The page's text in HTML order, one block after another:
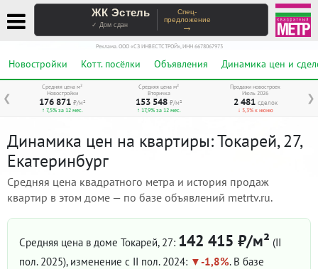
ЖК Эстель
✓ Дом сдан
Спец-
предложение
→
Реклама. ООО «СЗ ИНВЕСТСТРОЙ», ИНН 6678067973
Новостройки Котт. посёлки Объявления Динамика цен и
❮ ❯
Средняя цена м²
Новостройки
176 871 ₽/м²
↑ 7,5% за 12 мес.
Средняя цена м²
Вторичка
153 548 ₽/м²
↑ 17,9% за 12 мес.
Продажи новостроек
Июль 2026
2 481 сделок
↓ 5,3% к июню
Динамика цен на квартиры: Токарей, 27,
Екатеринбург
Средняя цена квадратного метра и история продаж
квартир в этом доме — по базе объявлений metrtv.ru.
Средняя цена в доме Токарей, 27: 142 415 ₽/м² (II
пол. 2025), изменение с II пол. 2024: -1,8%. В базе